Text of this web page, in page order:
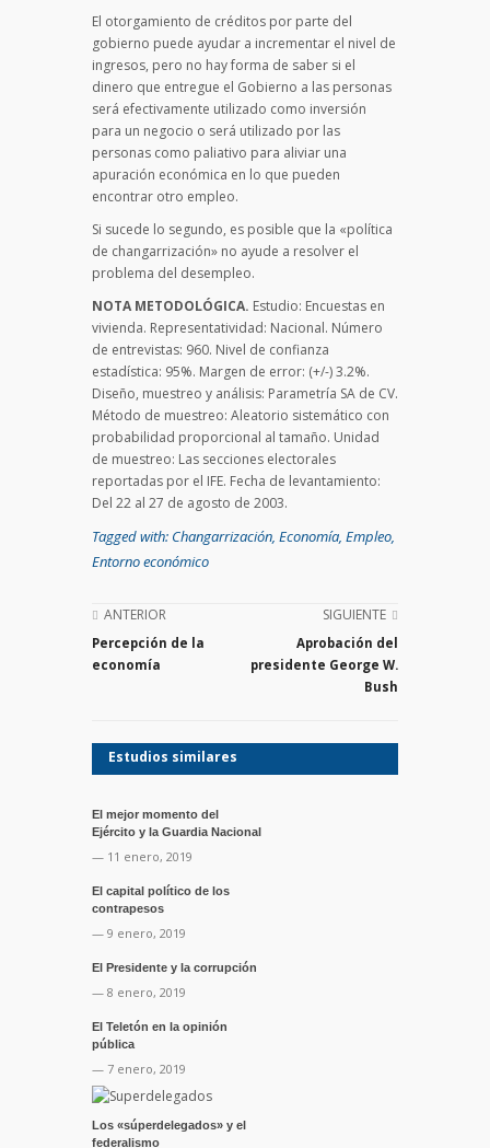
El otorgamiento de créditos por parte del
gobierno puede ayudar a incrementar el nivel de
ingresos, pero no hay forma de saber si el
dinero que entregue el Gobierno a las personas
será efectivamente utilizado como inversión
para un negocio o será utilizado por las
personas como paliativo para aliviar una
apuración económica en lo que pueden
encontrar otro empleo.
Si sucede lo segundo, es posible que la «política
de changarrización» no ayude a resolver el
problema del desempleo.
NOTA METODOLÓGICA. Estudio: Encuestas en
vivienda. Representatividad: Nacional. Número
de entrevistas: 960. Nivel de confianza
estadística: 95%. Margen de error: (+/-) 3.2%.
Diseño, muestreo y análisis: Parametría SA de CV.
Método de muestreo: Aleatorio sistemático con
probabilidad proporcional al tamaño. Unidad
de muestreo: Las secciones electorales
reportadas por el IFE. Fecha de levantamiento:
Del 22 al 27 de agosto de 2003.
Tagged with: Changarrización, Economía, Empleo,
Entorno económico
ANTERIOR
Percepción de la
economía
SIGUIENTE
Aprobación del
presidente George W.
Bush
Estudios similares
El mejor momento del
Ejército y la Guardia Nacional
— 11 enero, 2019
El capital político de los
contrapesos
— 9 enero, 2019
El Presidente y la corrupción
— 8 enero, 2019
El Teletón en la opinión
pública
— 7 enero, 2019
Los «súperdelegados» y el
federalismo